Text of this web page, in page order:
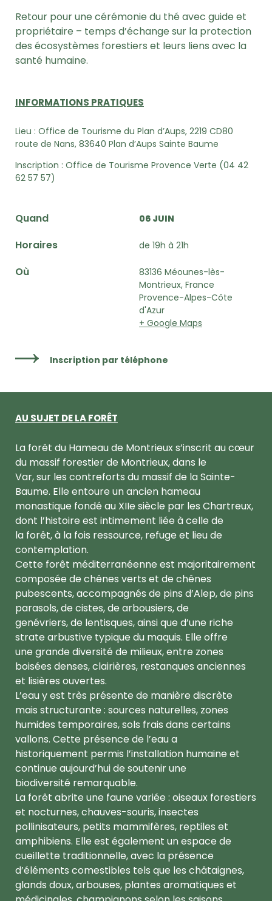
Retour pour une cérémonie du thé avec guide et
propriétaire – temps d’échange sur la protection
des écosystèmes forestiers et leurs liens avec la
santé humaine.
INFORMATIONS PRATIQUES
Lieu : Office de Tourisme du Plan d’Aups, 2219 CD80
route de Nans, 83640 Plan d’Aups Sainte Baume
Inscription : Office de Tourisme Provence Verte (04 42
62 57 57)
Quand 06 JUIN
Horaires de 19h à 21h
Où
83136 Méounes-lès-
Montrieux, France
Provence-Alpes-Côte
d'Azur
+ Google Maps
Inscription par téléphone
AU SUJET DE LA FORÊT
La forêt du Hameau de Montrieux s’inscrit au cœur
du massif forestier de Montrieux, dans le
Var, sur les contreforts du massif de la Sainte-
Baume. Elle entoure un ancien hameau
monastique fondé au XIIe siècle par les Chartreux,
dont l’histoire est intimement liée à celle de
la forêt, à la fois ressource, refuge et lieu de
contemplation.
Cette forêt méditerranéenne est majoritairement
composée de chênes verts et de chênes
pubescents, accompagnés de pins d’Alep, de pins
parasols, de cistes, de arbousiers, de
genévriers, de lentisques, ainsi que d’une riche
strate arbustive typique du maquis. Elle offre
une grande diversité de milieux, entre zones
boisées denses, clairières, restanques anciennes
et lisières ouvertes.
L’eau y est très présente de manière discrète
mais structurante : sources naturelles, zones
humides temporaires, sols frais dans certains
vallons. Cette présence de l’eau a
historiquement permis l’installation humaine et
continue aujourd’hui de soutenir une
biodiversité remarquable.
La forêt abrite une faune variée : oiseaux forestiers
et nocturnes, chauves-souris, insectes
pollinisateurs, petits mammifères, reptiles et
amphibiens. Elle est également un espace de
cueillette traditionnelle, avec la présence
d’éléments comestibles tels que les châtaignes,
glands doux, arbouses, plantes aromatiques et